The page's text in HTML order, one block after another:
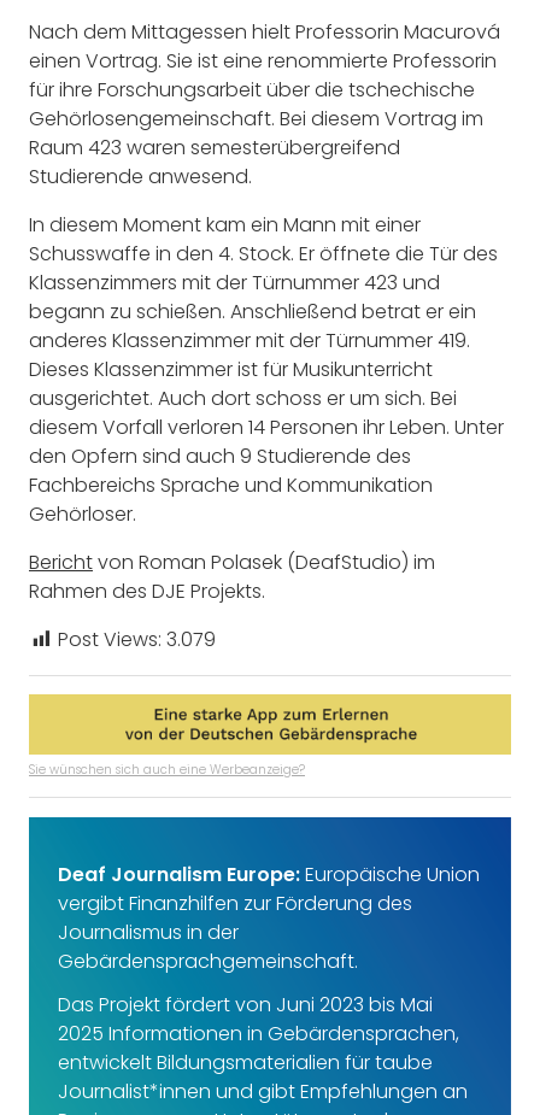
Nach dem Mittagessen hielt Professorin Macurová
einen Vortrag. Sie ist eine renommierte Professorin
für ihre Forschungsarbeit über die tschechische
Gehörlosengemeinschaft. Bei diesem Vortrag im
Raum 423 waren semesterübergreifend
Studierende anwesend.
In diesem Moment kam ein Mann mit einer
Schusswaffe in den 4. Stock. Er öffnete die Tür des
Klassenzimmers mit der Türnummer 423 und
begann zu schießen. Anschließend betrat er ein
anderes Klassenzimmer mit der Türnummer 419.
Dieses Klassenzimmer ist für Musikunterricht
ausgerichtet. Auch dort schoss er um sich. Bei
diesem Vorfall verloren 14 Personen ihr Leben. Unter
den Opfern sind auch 9 Studierende des
Fachbereichs Sprache und Kommunikation
Gehörloser.
Berichtvon Roman Polasek (DeafStudio) im
Rahmen des DJE Projekts.
Post Views: 3.079
Sie wünschen sich auch eine Werbeanzeige?
Deaf Journalism Europe:Europäische Union
vergibt Finanzhilfen zur Förderung des
Journalismus in der
Gebärdensprachgemeinschaft.
Das Projekt fördert von Juni 2023 bis Mai
2025 Informationen in Gebärdensprachen,
entwickelt Bildungsmaterialien für taube
Journalist*innen und gibt Empfehlungen an